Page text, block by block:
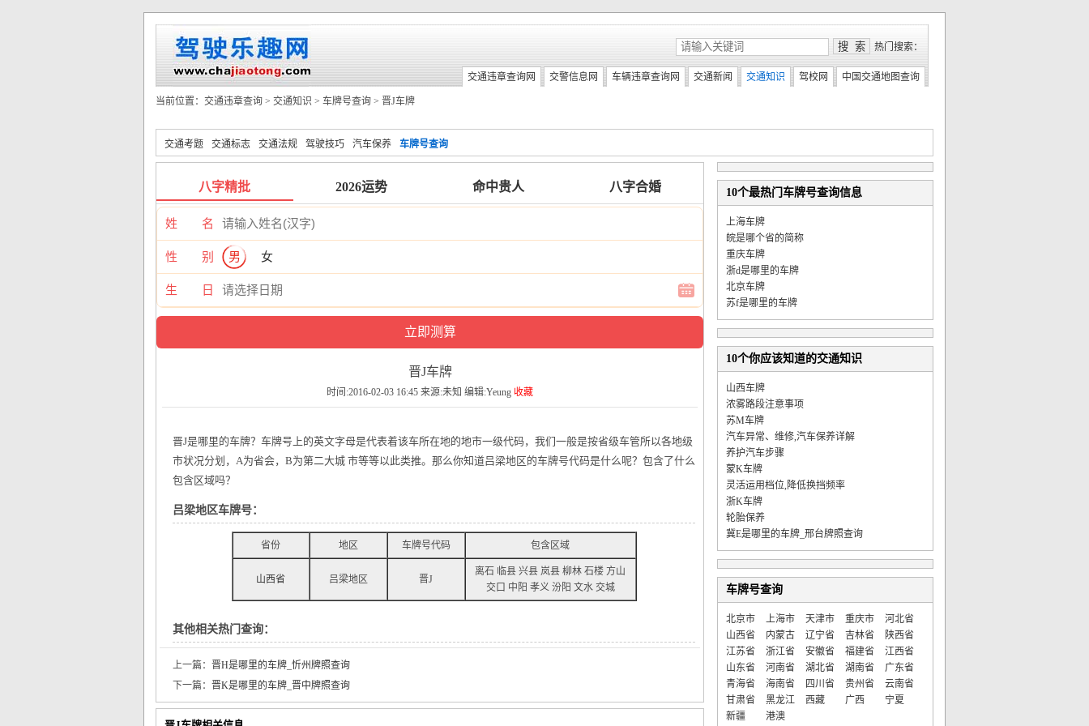
热门搜索：
交通违章查询网 交警信息网 车辆违章查询网 交通新闻 交通知识 驾校网 中国交通地图查询
当前位置： 交通违章查询 > 交通知识 > 车牌号查询 > 晋J车牌
交通考题 交通标志 交通法规 驾驶技巧 汽车保养 车牌号查询
八字精批 2026运势 命中贵人 八字合婚
姓 名
性 别 男 女
生 日
晋J车牌
时间:2016-02-03 16:45 来源:未知 编辑:Yeung 收藏
晋J是哪里的车牌？车牌号上的英文字母是代表着该车所在地的地市一级代码，我们一般是按省级车管所以各地级
市状况分划，A为省会，B为第二大城 市等等以此类推。那么你知道吕梁地区的车牌号代码是什么呢？包含了什么
包含区域吗？
吕梁地区车牌号：
省份 地区 车牌号代码 包含区域
山西省 吕梁地区 晋J
离石 临县 兴县 岚县 柳林 石楼 方山
交口 中阳 孝义 汾阳 文水 交城
其他相关热门查询：
上一篇： 晋H是哪里的车牌_忻州牌照查询
下一篇： 晋K是哪里的车牌_晋中牌照查询
10个最热门车牌号查询信息
上海车牌
皖是哪个省的简称
重庆车牌
浙d是哪里的车牌
北京车牌
苏f是哪里的车牌
10个你应该知道的交通知识
山西车牌
浓雾路段注意事项
苏M车牌
汽车异常、维修,汽车保养详解
养护汽车步骤
蒙K车牌
灵活运用档位,降低换挡频率
浙K车牌
轮胎保养
冀E是哪里的车牌_邢台牌照查询
车牌号查询
北京市 上海市 天津市 重庆市
河北省
山西省
内蒙古 辽宁省 吉林省
陕西省
江苏省
浙江省 安徽省 福建省
江西省
山东省
河南省 湖北省 湖南省
广东省
青海省
海南省 四川省 贵州省
云南省
甘肃省
黑龙江 西藏 广西
宁夏
新疆
港澳